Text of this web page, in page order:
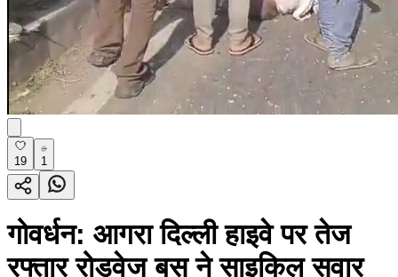
19 1
गोवर्धन: आगरा दिल्ली हाइवे पर तेज
रफ्तार रोडवेज बस ने साइकिल सवार